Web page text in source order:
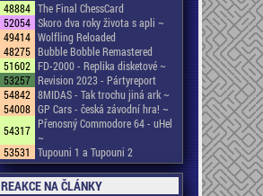
48884 The Final ChessCard
52054 Skoro dva roky života s apli ~
49414 Wolfling Reloaded
48275 Bubble Bobble Remastered
51602 FD-2000 - Replika disketové ~
53257 Revision 2023 - Pártyreport
54842 8MIDAS - Tak trochu jiná ark ~
54008 GP Cars - česká závodní hra! ~
54317 Přenosný Commodore 64 - uHel
~
53531
Tupouni 1 a Tupouni 2
REAKCE NA ČLÁNKY